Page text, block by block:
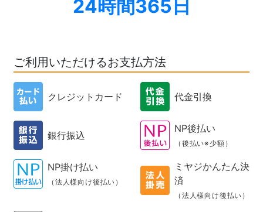
24時間365日
ご利用いただけるお支払方法
クレジットカード 代金引換
銀行振込
NP後払い
（後払い※少額）
NP掛け払い
（法人様向け後払い）
ミヤジかんたん決
済
（法人様向け後払い）